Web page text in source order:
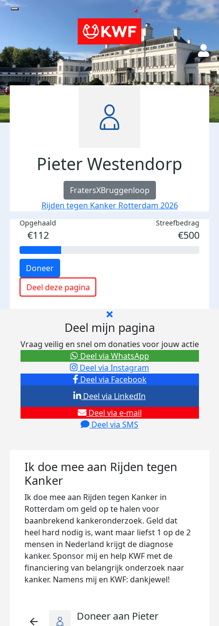
Pieter Westendorp
FratersXBruggenloop
Rijden tegen Kanker Rotterdam 2026
Opgehaald
€112
Streefbedrag
€500
Doneer
Deel deze pagina
Deel mijn pagina
Vraag veilig en snel om donaties voor jouw actie
Deel via Facebook
Deel via Instagram
Deel via e-mail
Deel via SMS
Deel via LinkedIn
Deel via WhatsApp
Ik doe mee aan Rijden tegen
Kanker
Ik doe mee aan Rijden tegen Kanker in
Rotterdam om geld op te halen voor
baanbrekend kankeronderzoek. Geld dat
heel hard nodig is, want maar liefst 1 op de 2
mensen in Nederland krijgt de diagnose
kanker. Sponsor mij en help KWF met de
financiering van belangrijk onderzoek naar
kanker. Namens mij en KWF: dankjewel!
arrow_back Doneer aan Pieter